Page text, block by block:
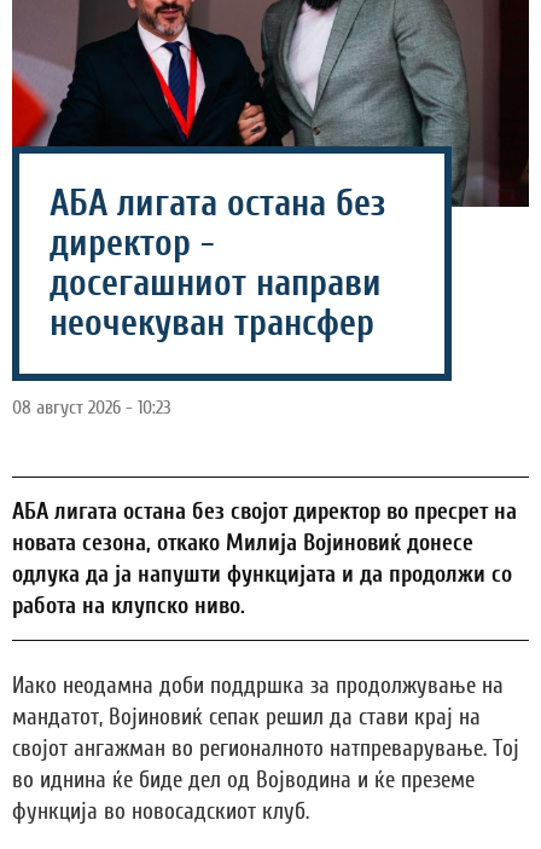
АБА лигата остана без
директор -
досегашниот направи
неочекуван трансфер
08 август 2026 - 10:23
АБА лигата остана без својот директор во пресрет на
новата сезона, откако Милија Војиновиќ донесе
одлука да ја напушти функцијата и да продолжи со
работа на клупско ниво.
Иако неодамна доби поддршка за продолжување на
мандатот, Војиновиќ сепак решил да стави крај на
својот ангажман во регионалното натпреварување. Тој
во иднина ќе биде дел од Војводина и ќе преземе
функција во новосадскиот клуб.